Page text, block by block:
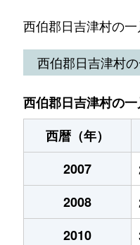
西伯郡日吉津村の一
西伯郡日吉津村
西伯郡日吉津村の
西暦（年）
2007
2008
2010